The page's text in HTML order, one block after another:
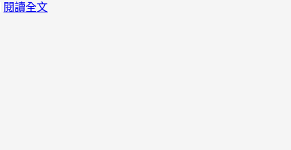
閱讀全文